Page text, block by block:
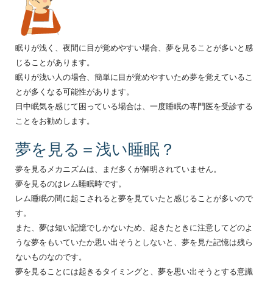
眠りが浅く、夜間に目が覚めやすい場合、夢を見ることが多いと感
じることがあります。
眠りが浅い人の場合、簡単に目が覚めやすいため夢を覚えているこ
とが多くなる可能性があります。
日中眠気を感じて困っている場合は、一度睡眠の専門医を受診する
ことをお勧めします。
夢を見る＝浅い睡眠？
夢を見るメカニズムは、まだ多くが解明されていません。
夢を見るのはレム睡眠時です。
レム睡眠の間に起こされると夢を見ていたと感じることが多いので
す。
また、夢は短い記憶でしかないため、起きたときに注意してどのよ
うな夢をもいていたか思い出そうとしないと、夢を見た記憶は残ら
ないものなのです。
夢を見ることには起きるタイミングと、夢を思い出そうとする意識